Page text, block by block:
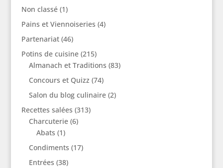
Non classé(1)
Pains et Viennoiseries (4)
Partenariat(46)
Potins de cuisine(215)
Almanach et Traditions (83)
Concours et Quizz (74)
Salon du blog culinaire(2)
Recettes salées (313)
Charcuterie(6)
Abats (1)
Condiments (17)
Entrées (38)